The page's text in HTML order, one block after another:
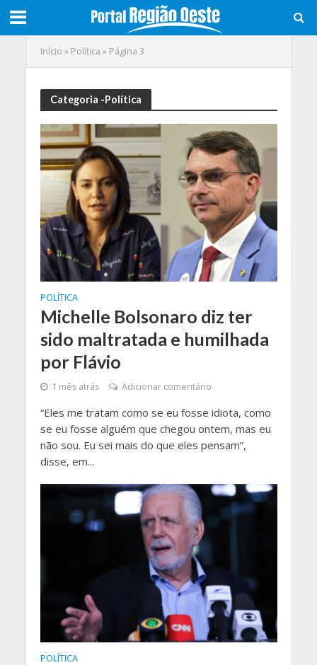
Início » Política » Página 3
Categoria -Política
POLÍTICA
Michelle Bolsonaro diz ter
sido maltratada e humilhada
por Flávio
1 mês atrás Adicionar comentário
“Eles me tratam como se eu fosse idiota, como
se eu fosse alguém que chegou ontem, mas eu
não sou. Eu sei mais do que eles pensam”,
disse, em...
POLÍTICA